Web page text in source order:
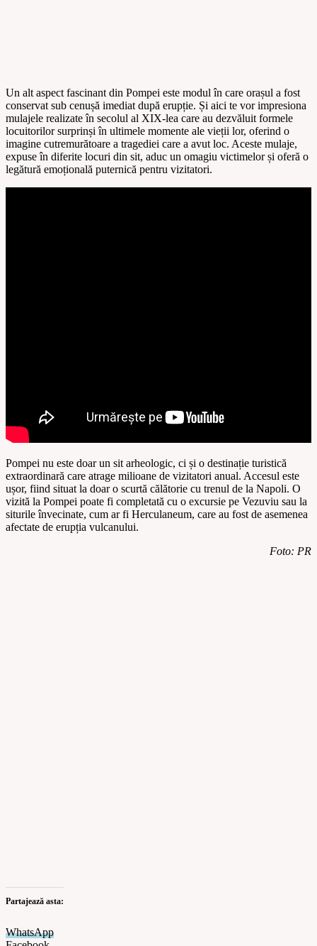
Un alt aspect fascinant din Pompei este modul în care orașul a fost
conservat sub cenușă imediat după erupție. Și aici te vor impresiona
mulajele realizate în secolul al XIX-lea care au dezvăluit formele
locuitorilor surprinși în ultimele momente ale vieții lor, oferind o
imagine cutremurătoare a tragediei care a avut loc. Aceste mulaje,
expuse în diferite locuri din sit, aduc un omagiu victimelor și oferă o
legătură emoțională puternică pentru vizitatori.
Pompei nu este doar un sit arheologic, ci și o destinație turistică
extraordinară care atrage milioane de vizitatori anual. Accesul este
ușor, fiind situat la doar o scurtă călătorie cu trenul de la Napoli. O
vizită la Pompei poate fi completată cu o excursie pe Vezuviu sau la
siturile învecinate, cum ar fi Herculaneum, care au fost de asemenea
afectate de erupția vulcanului.
Foto: PR
Partajează asta:
WhatsApp